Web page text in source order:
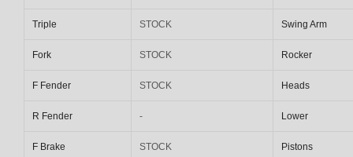
Triple STOCK Swing Arm
Fork STOCK Rocker
F Fender STOCK Heads
R Fender - Lower
F Brake STOCK Pistons